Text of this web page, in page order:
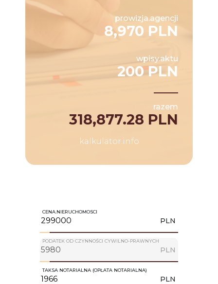
prowizja.agencji
8,970 PLN
wpisy.aktu
200 PLN
razem
318,877.28 PLN
kalkulator.info
CENA.NIERUCHOMOSCI
PLN
PODATEK OD CZYNNOŚCI CYWILNO-PRAWNYCH
PLN
TAKSA NOTARIALNA (OPŁATA NOTARIALNA)
PLN